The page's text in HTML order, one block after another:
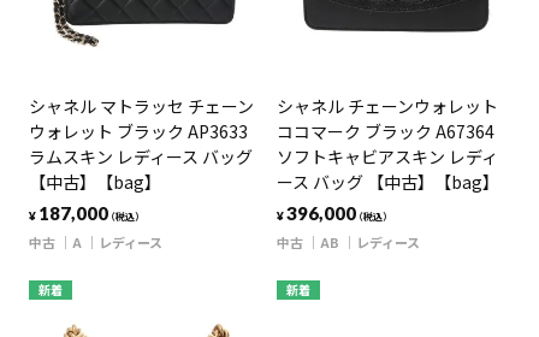
シャネル マトラッセ チェーン
ウォレット ブラック AP3633
ラムスキン レディース バッグ
【中古】【bag】
¥ 187,000（税込）
中古 A レディース
シャネル チェーンウォレット
ココマーク ブラック A67364
ソフトキャビアスキン レディ
ース バッグ 【中古】【bag】
¥396,000（税込）
中古 AB レディース
新着 新着